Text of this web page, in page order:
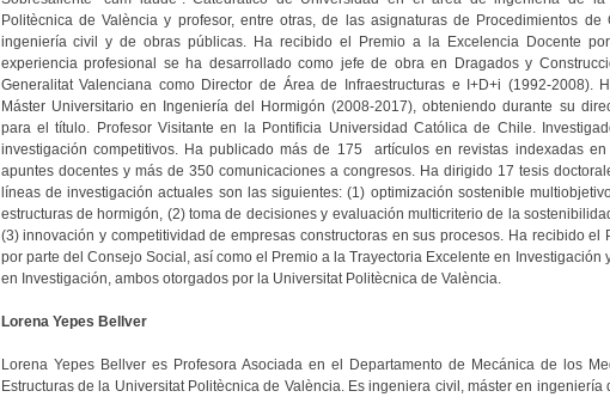
Politècnica de València y profesor, entre otras, de las asignaturas de Procedimientos
ingeniería civil y de obras públicas. Ha recibido el Premio a la Excelencia Docente
experiencia profesional se ha desarrollado como jefe de obra en Dragados y
Generalitat Valenciana como Director de Área de Infraestructuras e I+D+i (1992-2008).
Máster Universitario en Ingeniería del Hormigón (2008-2017), obteniendo durante su
para el título. Profesor Visitante en la Pontificia Universidad Católica de Chile.
investigación competitivos. Ha publicado más de 175 artículos en revistas indexadas
apuntes docentes y más de 350 comunicaciones a congresos. Ha dirigido 17 tesis
líneas de investigación actuales son las siguientes: (1) optimización sostenible
estructuras de hormigón, (2) toma de decisiones y evaluación multicriterio de la
(3) innovación y competitividad de empresas constructoras en sus procesos. Ha recibido el
por parte del Consejo Social, así como el Premio a la Trayectoria Excelente en Investigación
en Investigación, ambos otorgados por la Universitat Politècnica de València.
Lorena Yepes Bellver
Lorena Yepes Bellver es Profesora Asociada en el Departamento de Mecánica de los
Estructuras de la Universitat Politècnica de València. Es ingeniera civil, máster en